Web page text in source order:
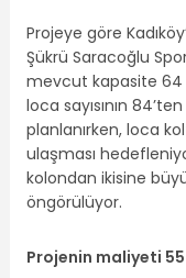
Projeye göre
Şükrü Saracoğlu
mevcut kapasite 64
loca sayısının 84’ten
planlanırken, loca
ulaşması
kolondan ikisine
öngörülüyor.
Projenin maliyeti